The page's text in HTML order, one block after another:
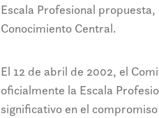
Escala Profesional
Conocimiento Central.
El 12 de abril de 2002, el
oficialmente la Escala
significativo en el